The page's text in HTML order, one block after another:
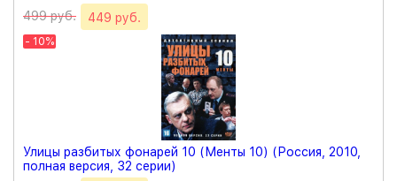
499 руб.
449 руб.
- 10%
Улицы разбитых фонарей 10 (Менты 10) (Россия, 2010,
полная версия, 32 серии)